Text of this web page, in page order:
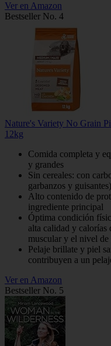
Ver en Amazon
Bestseller No. 4
Nature's Variety No Grain
12kg
Comida completa y
y grandes
Sin cereales: con
garbanzos y guisantes)
Alto contenido de
ingrediente principal
Óptima condición
alta calidad y calorías
muscular y el nivel de
Pelaje brillate y piel
contribuyen a un
Ver en Amazon
Bestseller No. 5